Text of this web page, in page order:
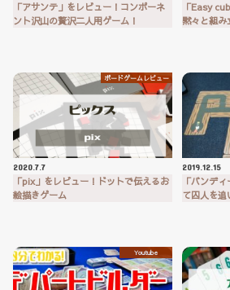
「アサンテ」をレビュー！コンポーネ
ント沢山の贅沢二人用ゲーム！
「Easy
黙々と組み
ボードゲームレビュー
2020.7.7
「pix」をレビュー！ドットで伝えるお
絵描きゲーム
2019.12.15
「バンデ
て囚人を追
Youtube